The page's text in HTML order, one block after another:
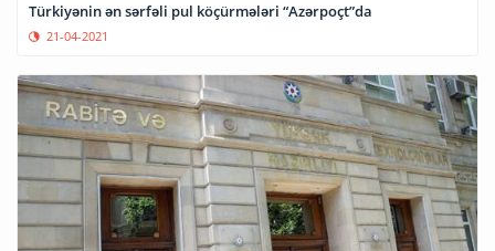
Türkiyənin ən sərfəli pul köçürmələri “Azərpoçt”da
21-04-2021